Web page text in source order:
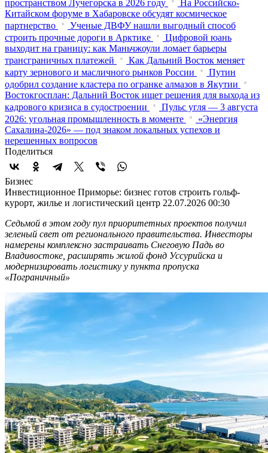
пространством Лучегорска в 2026 году
На Российско-
Китайском форуме в Хабаровске обсудят космическое
партнерство
Ученые ДВФУ нашли выгодный способ
строить прочные дороги в Арктике
Цифровой юань
выходит на границу: как Маньчжоули ломает барьеры
трансграничных платежей
Как Дальний Восток меняет
карту зернового и масличного рынков России
Путин
одобрил создание кластера по огранке алмазов в Якутии
Востокгосплан: Дальний Восток ищет решения для выхода из
кадрового кризиса в судостроении
Пульс угля — 3 августа
2026: угольная промышленность в моменте
«Энергия
Сахалина-2026» — под знаком локальных успехов и
нерешенных вопросов
Поделиться
Бизнес
Инвестиционное Приморье: бизнес готов строить гольф-
курорт, жилье и логистический центр 22.07.2026 00:30
Седьмой в этом году пул приоритетных проектов получил
зеленый свет от регионального правительства. Инвесторы
намерены комплексно застраивать Снеговую Падь во
Владивостоке, расширять жилой фонд Уссурийска и
модернизировать логистику у пункта пропуска
«Пограничный»